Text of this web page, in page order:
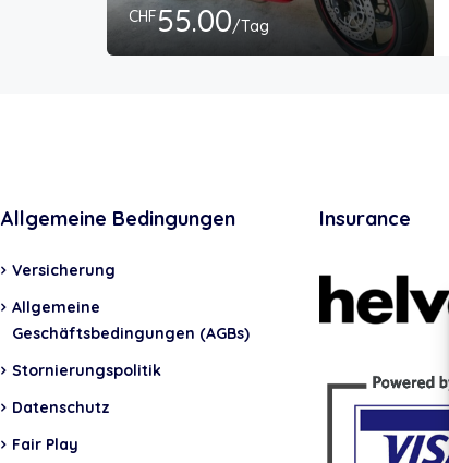
CHF55.00/Tag
Allgemeine Bedingungen
Versicherung
Allgemeine
Geschäftsbedingungen (AGBs)
Stornierungspolitik
Datenschutz
Fair Play
Insurance